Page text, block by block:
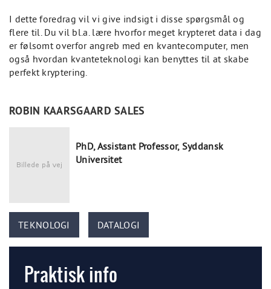
I dette foredrag vil vi give indsigt i disse spørgsmål og
flere til. Du vil bl.a. lære hvorfor meget krypteret data i dag
er følsomt overfor angreb med en kvantecomputer, men
også hvordan kvanteteknologi kan benyttes til at skabe
perfekt kryptering.
ROBIN KAARSGAARD SALES
PhD, Assistant Professor, Syddansk
Universitet
TEKNOLOGI DATALOGI
Praktisk info